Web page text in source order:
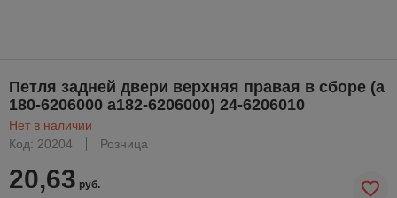
Петля задней двери верхняя правая в сборе (а
180-6206000 а182-6206000) 24-6206010
Нет в наличии
Код: 20204
Розница
20,63 руб.